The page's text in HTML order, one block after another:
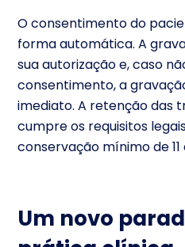
O consentimento do
forma automática. A
sua autorização e, caso
consentimento, a
imediato. A retenção das
cumpre os requisitos
conservação mínimo de 11
Um novo